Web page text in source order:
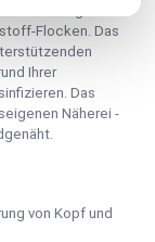
Flocken. Das
Ihrer
Das
Näherei -
von Kopf und